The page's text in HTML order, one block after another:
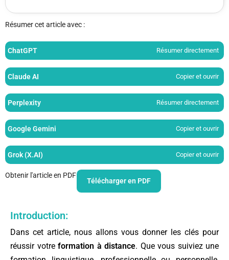
Résumer cet article avec :
ChatGPT Résumer directement
Claude AI Copier et ouvrir
Perplexity Résumer directement
Google Gemini Copier et ouvrir
Grok (X.AI) Copier et ouvrir
Obtenir l'article en PDF
Télécharger en PDF
Introduction:
Dans cet article, nous allons vous donner les clés pour
réussir votre formation à distance. Que vous suiviez une